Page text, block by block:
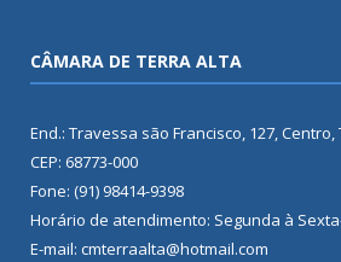
CÂMARA DE TERRA ALTA
End.: Travessa são Francisco, 127, Centro,
CEP: 68773-000
Fone: (91) 98414-9398
Horário de atendimento: Segunda à
E-mail: cmterraalta@hotmail.com